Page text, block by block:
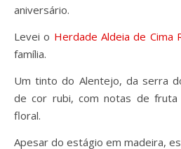
aniversário.
Levei o Herdade Aldeia de Cima
família.
Um tinto do Alentejo, da serra
de cor rubi, com notas de
floral.
Apesar do estágio em madeira,